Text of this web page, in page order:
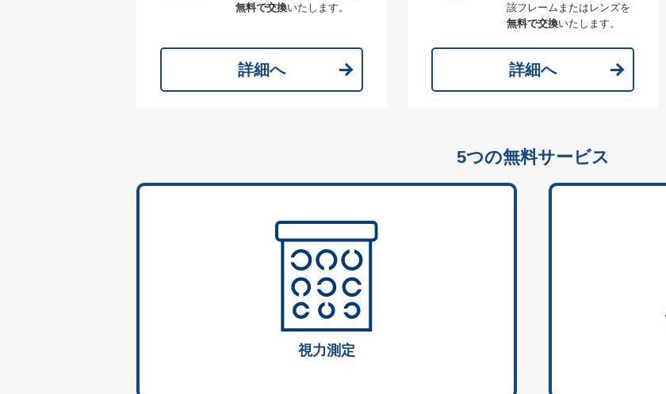
無料で交換いたします。
詳細へ
該フレームまたはレンズを
無料で交換いたします。
詳細へ
5つの無料サービス
視力測定